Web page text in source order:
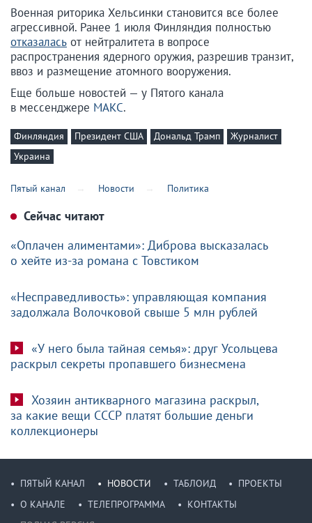
Военная риторика Хельсинки становится все более
агрессивной. Ранее 1 июля Финляндия полностью
отказалась от нейтралитета в вопросе
распространения ядерного оружия, разрешив транзит,
ввоз и размещение атомного вооружения.
Еще больше новостей — у Пятого канала
в мессенджере МАКС.
Финляндия Президент США Дональд Трамп
Журналист
Украина
Пятый канал Новости Политика
Сейчас читают
«Оплачен алиментами»: Диброва высказалась
о хейте из-за романа с Товстиком
«Несправедливость»: управляющая компания
задолжала Волочковой свыше 5 млн рублей
«У него была тайная семья»: друг Усольцева
раскрыл секреты пропавшего бизнесмена
Хозяин антикварного магазина раскрыл,
за какие вещи СССР платят большие деньги
коллекционеры
ПЯТЫЙ КАНАЛ НОВОСТИ ТАБЛОИД
ПРОЕКТЫ
О КАНАЛЕ
ТЕЛЕПРОГРАММА
КОНТАКТЫ